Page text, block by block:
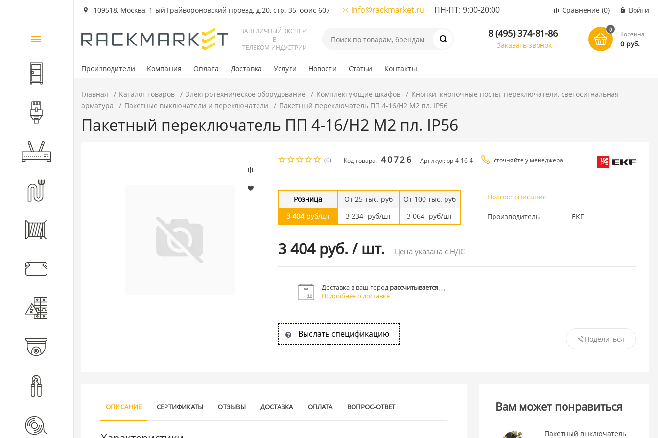
109518, Москва, 1-ый Грайвороновский проезд, д.20, стр. 35, офис 607 info@rackmarket.ru ПН-ПТ: 9:00-20:00 Сравнение (0) Войти
ВАШ ЛИЧНЫЙ ЭКСПЕРТ
В
ТЕЛЕКОМ ИНДУСТРИИ
8 (495) 374-81-86
Заказать звонок
0
Корзина
0 руб.
Производители Компания Оплата Доставка Услуги Новости Статьи Контакты
Каталог
товаров
Шкафы и стойки
Компоненты СКС
Главная Каталог товаров Электротехническое оборудование Комплектующие шкафов
Кнопки, кнопочные посты, переключатели, светосигнальная
арматура
Пакетные выключатели и переключатели Пакетный переключатель ПП 4-16/Н2 М2 пл. IP56
Пакетный переключатель ПП 4-16/Н2 М2 пл. IP56
(0) Код товара: 40726 Артикул: pp-4-16-4 Уточняйте у менеджера
Розница
3 404 руб/шт
От 25 тыс. руб
3 234 руб/шт
От 100 тыс. руб
3 064 руб/шт
3 404 руб. / шт. Цена указана с НДС
Полное описание
Производитель EKF
Доставка в ваш городрассчитывается
Подробнее о доставке
Выслать спецификацию Поделиться
ОПИСАНИЕ СЕРТИФИКАТЫ ОТЗЫВЫ ДОСТАВКА ОПЛАТА ВОПРОС-ОТВЕТ Вам может понравиться
Пакетный выключатель